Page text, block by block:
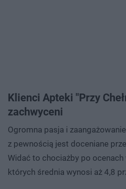
Klienci Apteki "Przy
zachwyceni
Ogromna pasja i
z pewnością jest doceniane
Widać to chociażby po
których średnia wynosi aż 4,8